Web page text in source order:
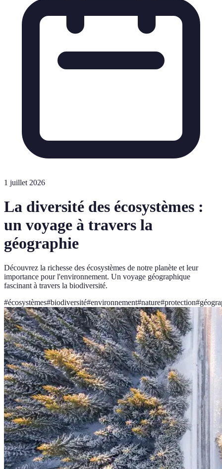
1 juillet 2026
La diversité des écosystèmes :
un voyage à travers la
géographie
Découvrez la richesse des écosystèmes de notre planète et leur
importance pour l'environnement. Un voyage géographique
fascinant à travers la biodiversité.
#écosystèmes#biodiversité#environnement#nature#protection#